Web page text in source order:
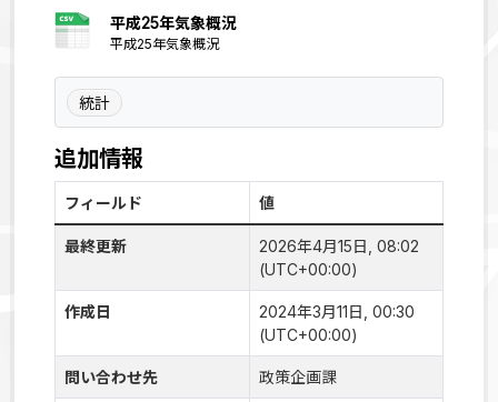
平成25年気象概況
平成25年気象概況
統計
追加情報
フィールド 値
最終更新
2026年4月15日, 08:02
(UTC+00:00)
作成日
2024年3月11日, 00:30
(UTC+00:00)
問い合わせ先 政策企画課